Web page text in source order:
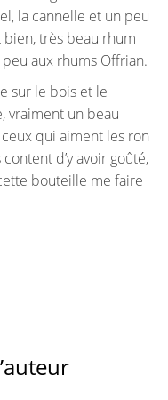
la cannelle et un peu
très beau rhum
aux rhums Offrian.
sur le bois et le
vraiment un beau
qui aiment les ron
d’y avoir goûté,
bouteille me faire